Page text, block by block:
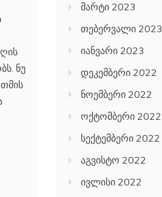
ნუ
მარტი 2023
თებერვალი 2023
იანვარი 2023
დეკემბერი 2022
ნოემბერი 2022
ოქტომბერი 2022
სექტემბერი 2022
აგვისტო 2022
ივლისი 2022